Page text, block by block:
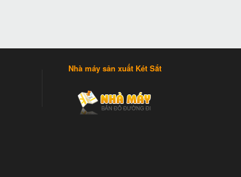
Nhà máy sản xuất Két Sắt